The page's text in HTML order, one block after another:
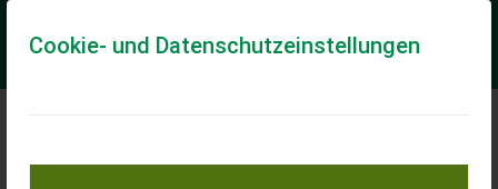
Cookie- und Datenschutzeinstellungen
Meine Transportkostenanfrage